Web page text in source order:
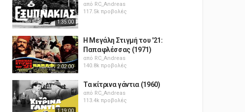
1:35:00
από RC_Andreas
117.5k προβολές
2:02:00
Η Μεγάλη Στιγμή του '21:
Παπαφλέσσας (1971)
από RC_Andreas
140.8k προβολές
Τα κίτρινα γάντια (1960)
από RC_Andreas
113.4k προβολές